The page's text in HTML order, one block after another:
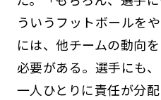
ういうフットボールを
には、他チームの動向
必要がある。選手にも
一人ひとりに責任が分